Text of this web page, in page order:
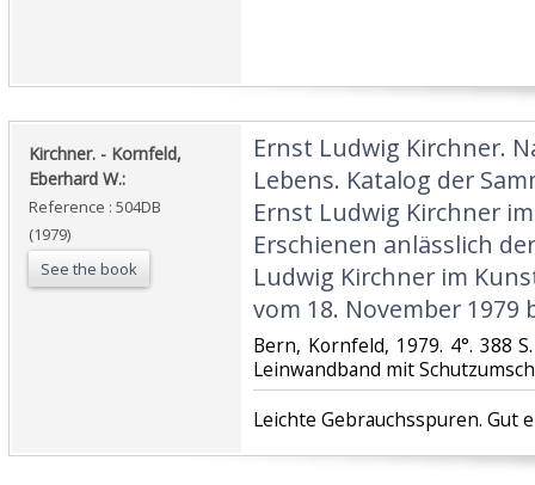
‎Kirchner. - Kornfeld,
Eberhard W.:‎
Reference : 504DB
(1979)
See the book
‎Ernst Ludwig Kirchner.
Lebens. Katalog der
Ernst Ludwig Kirchner
Erschienen anlässlich
Ludwig Kirchner im
vom 18. November 1979
‎Bern, Kornfeld, 1979. 4°. 388
Leinwandband mit
‎Leichte Gebrauchsspuren. Gut